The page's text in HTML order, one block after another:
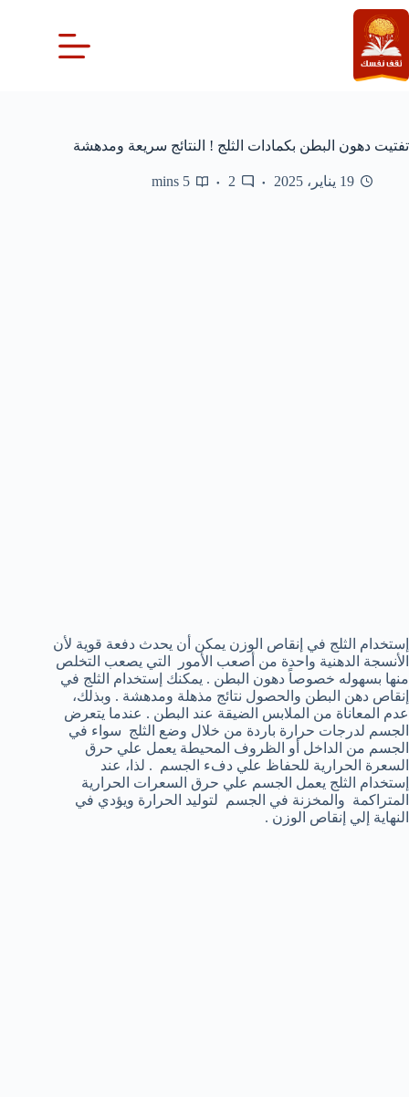
التجاوز
إلى
المحتوى
تفتيت دهون البطن بكمادات الثلج ! النتائج سريعة ومدهشة
19 يناير، 2025 2
5 mins
إستخدام الثلج في إنقاص الوزن يمكن أن يحدث دفعة قوية لأن
الأنسجة الدهنية واحدة من أصعب الأمور التي يصعب التخلص
منها بسهوله خصوصاً دهون البطن . يمكنك إستخدام الثلج في
إنقاص دهن البطن والحصول نتائج مذهلة ومدهشة . وبذلك،
عدم المعاناة من الملابس الضيقة عند البطن . عندما يتعرض
الجسم لدرجات حرارة باردة من خلال وضع الثلج سواء في
الجسم من الداخل أو الظروف المحيطة يعمل علي حرق
السعرة الحرارية للحفاظ علي دفء الجسم . لذا، عند
إستخدام الثلج يعمل الجسم علي حرق السعرات الحرارية
المتراكمة والمخزنة في الجسم لتوليد الحرارة ويؤدي في
النهاية إلي إنقاص الوزن .